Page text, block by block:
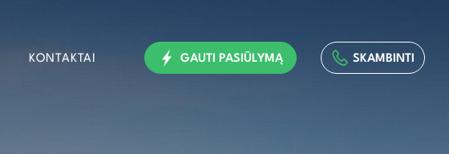
KONTAKTAI GAUTI PASIŪLYMĄ SKAMBINTI